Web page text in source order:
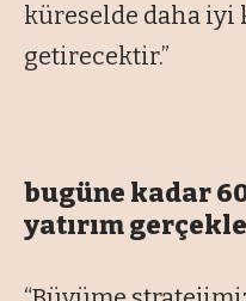
küreselde daha iyi
getirecektir.”
bugüne kadar
yatırım